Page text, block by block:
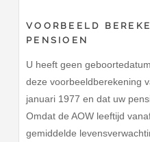
VOORBEELD
PENSIOEN
U heeft geen
deze voorbeeldberekening
januari 1977 en dat uw
Omdat de AOW leeftijd
gemiddelde